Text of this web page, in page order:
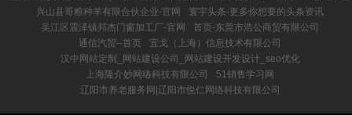
兴山县哥粮种羊有限合伙企业-官网
寰宇头条-更多你想要的头条资讯
吴江区震泽镇邦杰门窗加工厂-官网
首页-东莞市浩公商贸有限公司
通信汽贸--首页
宜戈（上海）信息技术有限公司
汉中网站定制_网站建设公司_网站建设开发设计_seo优化
上海隆介妙网络科技有限公司
51销售学习网
辽阳市养老服务网|辽阳市悦仁网络科技有限公司